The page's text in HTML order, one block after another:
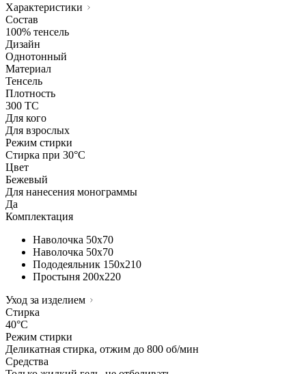
Характеристики
Состав
100% тенсель
Дизайн
Однотонный
Материал
Тенсель
Плотность
300 ТС
Для кого
Для взрослых
Режим стирки
Стирка при 30°С
Цвет
Бежевый
Для нанесения монограммы
Да
Комплектация
Наволочка 50х70
Наволочка 50х70
Пододеяльник 150х210
Простыня 200х220
Уход за изделием
Стирка
40°C
Режим стирки
Деликатная стирка, отжим до 800 об/мин
Средства